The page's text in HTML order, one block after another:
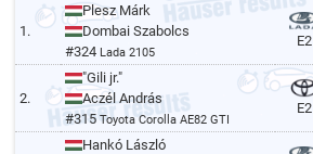
1.
Plesz Márk
Dombai Szabolcs
#324 Lada 2105
E2
2.
"Gili jr."
Aczél András
#315Toyota Corolla AE82 GTI
E2
Hankó László